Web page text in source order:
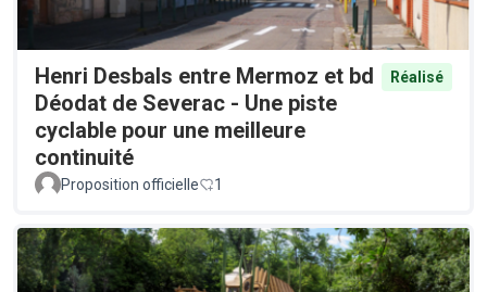
Henri Desbals entre Mermoz et bd
Déodat de Severac - Une piste
cyclable pour une meilleure
continuité
Réalisé
Proposition officielle 1